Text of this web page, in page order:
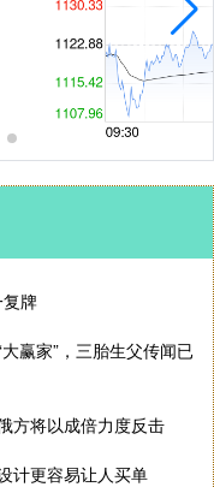
牌
赢家”，三胎生父传闻已
方将以成倍力度反击
计更容易让人买单